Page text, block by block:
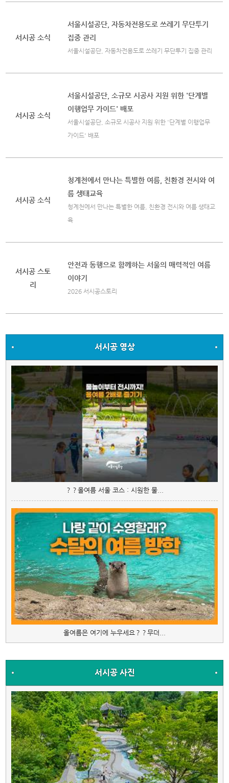
서시공 소식
서울시설공단, 자동차전용도로 쓰레기 무단투기
집중 관리
서울시설공단, 자동차전용도로 쓰레기 무단투기 집중 관리
서시공 소식
서울시설공단, 소규모 시공사 지원 위한 '단계별
이행업무 가이드' 배포
서울시설공단, 소규모 시공사 지원 위한 '단계별 이행업무
가이드' 배포
서시공 소식
청계천에서 만나는 특별한 여름, 친환경 전시와 여
름 생태교육
청계천에서 만나는 특별한 여름, 친환경 전시와 여름 생태교
육
서시공 스토
리
안전과 동행으로 함께하는 서울의 매력적인 여름
이야기
2026 서시공스토리
서시공 영상
？？올여름 서울 코스 : 시원한 물...
올여름은 여기에 누우세요？？무더...
서시공 사진